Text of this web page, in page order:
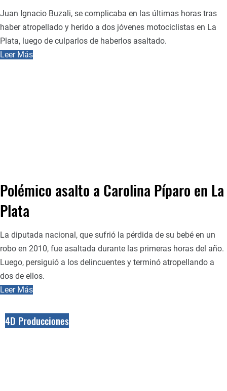
Juan Ignacio Buzali, se complicaba en las últimas horas tras
haber atropellado y herido a dos jóvenes motociclistas en La
Plata, luego de culparlos de haberlos asaltado.
Leer Más
Polémico asalto a Carolina Píparo en La
Plata
La diputada nacional, que sufrió la pérdida de su bebé en un
robo en 2010, fue asaltada durante las primeras horas del año.
Luego, persiguió a los delincuentes y terminó atropellando a
dos de ellos.
Leer Más
4D Producciones